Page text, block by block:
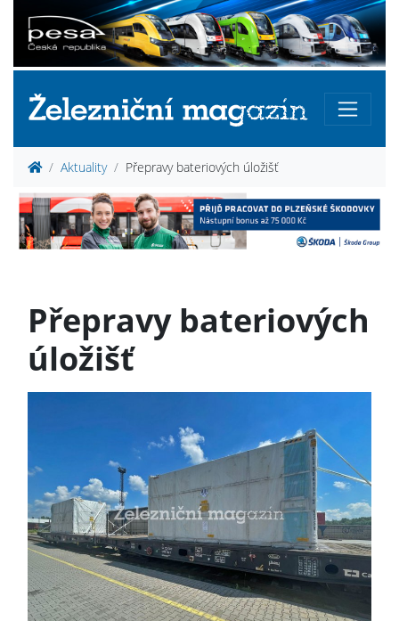
Aktuality Přepravy bateriových úložišť
Přepravy bateriových
úložišť